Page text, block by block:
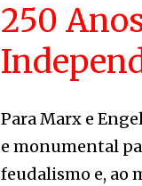
250
Para Marx e
e monumental
feudalismo e, ao